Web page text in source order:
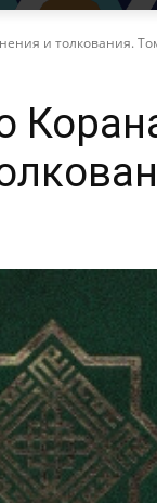
и толкования.